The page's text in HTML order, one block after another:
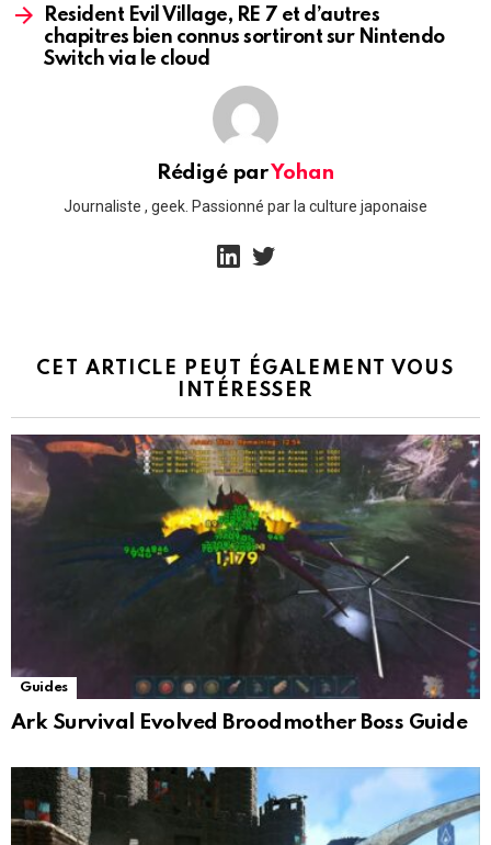
Resident Evil Village, RE 7 et d’autres
chapitres bien connus sortiront sur Nintendo
Switch via le cloud
Rédigé parYohan
Journaliste , geek. Passionné par la culture japonaise
linkedin
CET ARTICLE PEUT ÉGALEMENT VOUS
INTÉRESSER
Guides
Ark Survival Evolved Broodmother Boss Guide